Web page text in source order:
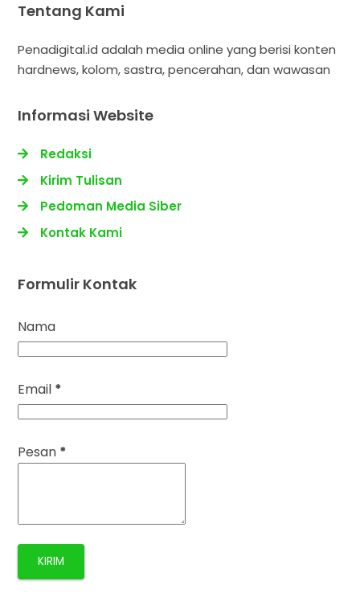
Tentang Kami
Penadigital.id adalah media online yang berisi konten
hardnews, kolom, sastra, pencerahan, dan wawasan
Informasi Website
Redaksi
Kirim Tulisan
Pedoman Media Siber
Kontak Kami
Formulir Kontak
Nama
Email *
Pesan *